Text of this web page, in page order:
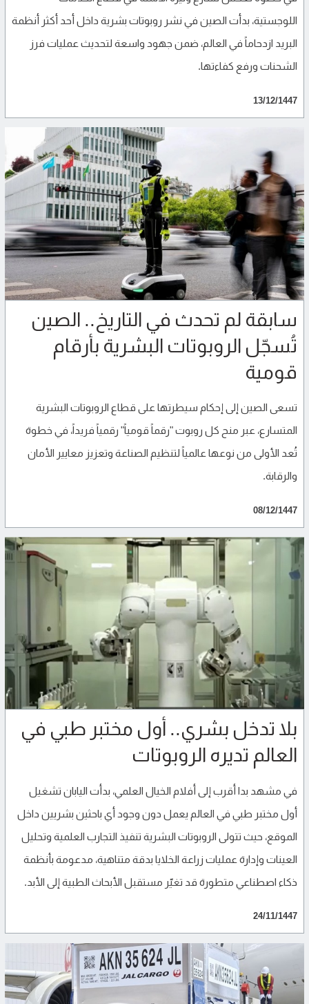
اللوجستية، بدأت الصين في نشر روبوتات بشرية داخل أحد أكثر أنظمة
البريد ازدحاماً في العالم، ضمن جهود واسعة لتحديث عمليات فرز
الشحنات ورفع كفاءتها.
13/12/1447
سابقة لم تحدث في التاريخ.. الصين
تُسجّل الروبوتات البشرية بأرقام
قومية
تسعى الصين إلى إحكام سيطرتها على قطاع الروبوتات البشرية
المتسارع، عبر منح كل روبوت "رقماً قومياً" رقمياً فريداً، في خطوة
تُعد الأولى من نوعها عالمياً لتنظيم الصناعة وتعزيز معايير الأمان
والرقابة.
08/12/1447
بلا تدخل بشري.. أول مختبر طبي في
العالم تديره الروبوتات
في مشهد بدا أقرب إلى أفلام الخيال العلمي، بدأت اليابان تشغيل
أول مختبر طبي في العالم يعمل دون وجود أي باحثين بشريين داخل
الموقع، حيث تتولى الروبوتات البشرية تنفيذ التجارب العلمية وتحليل
العينات وإدارة عمليات زراعة الخلايا بدقة متناهية، مدعومة بأنظمة
ذكاء اصطناعي متطورة قد تغيّر مستقبل الأبحاث الطبية إلى الأبد.
24/11/1447